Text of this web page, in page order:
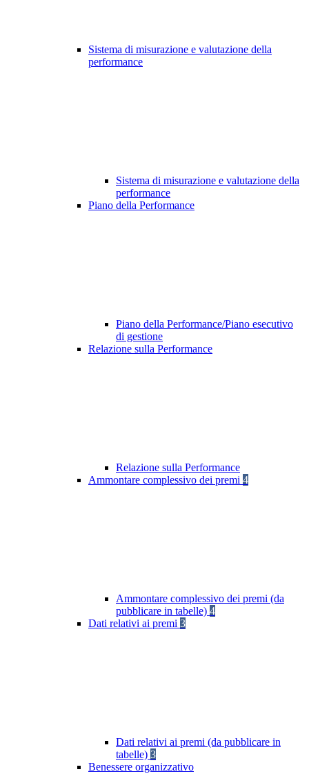
Sistema di misurazione e valutazione della
performance
Sistema di misurazione e valutazione della
performance
Piano della Performance
Piano della Performance/Piano esecutivo
di gestione
Relazione sulla Performance
Relazione sulla Performance
Ammontare complessivo dei premi 4
Ammontare complessivo dei premi (da
pubblicare in tabelle) 4
Dati relativi ai premi 3
Dati relativi ai premi (da pubblicare in
tabelle) 3
Benessere organizzativo